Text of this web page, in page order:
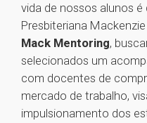
vida de nossos alunos é
Presbiteriana
Mack Mentoring,
selecionados um
com docentes de
mercado de trabalho,
impulsionamento dos